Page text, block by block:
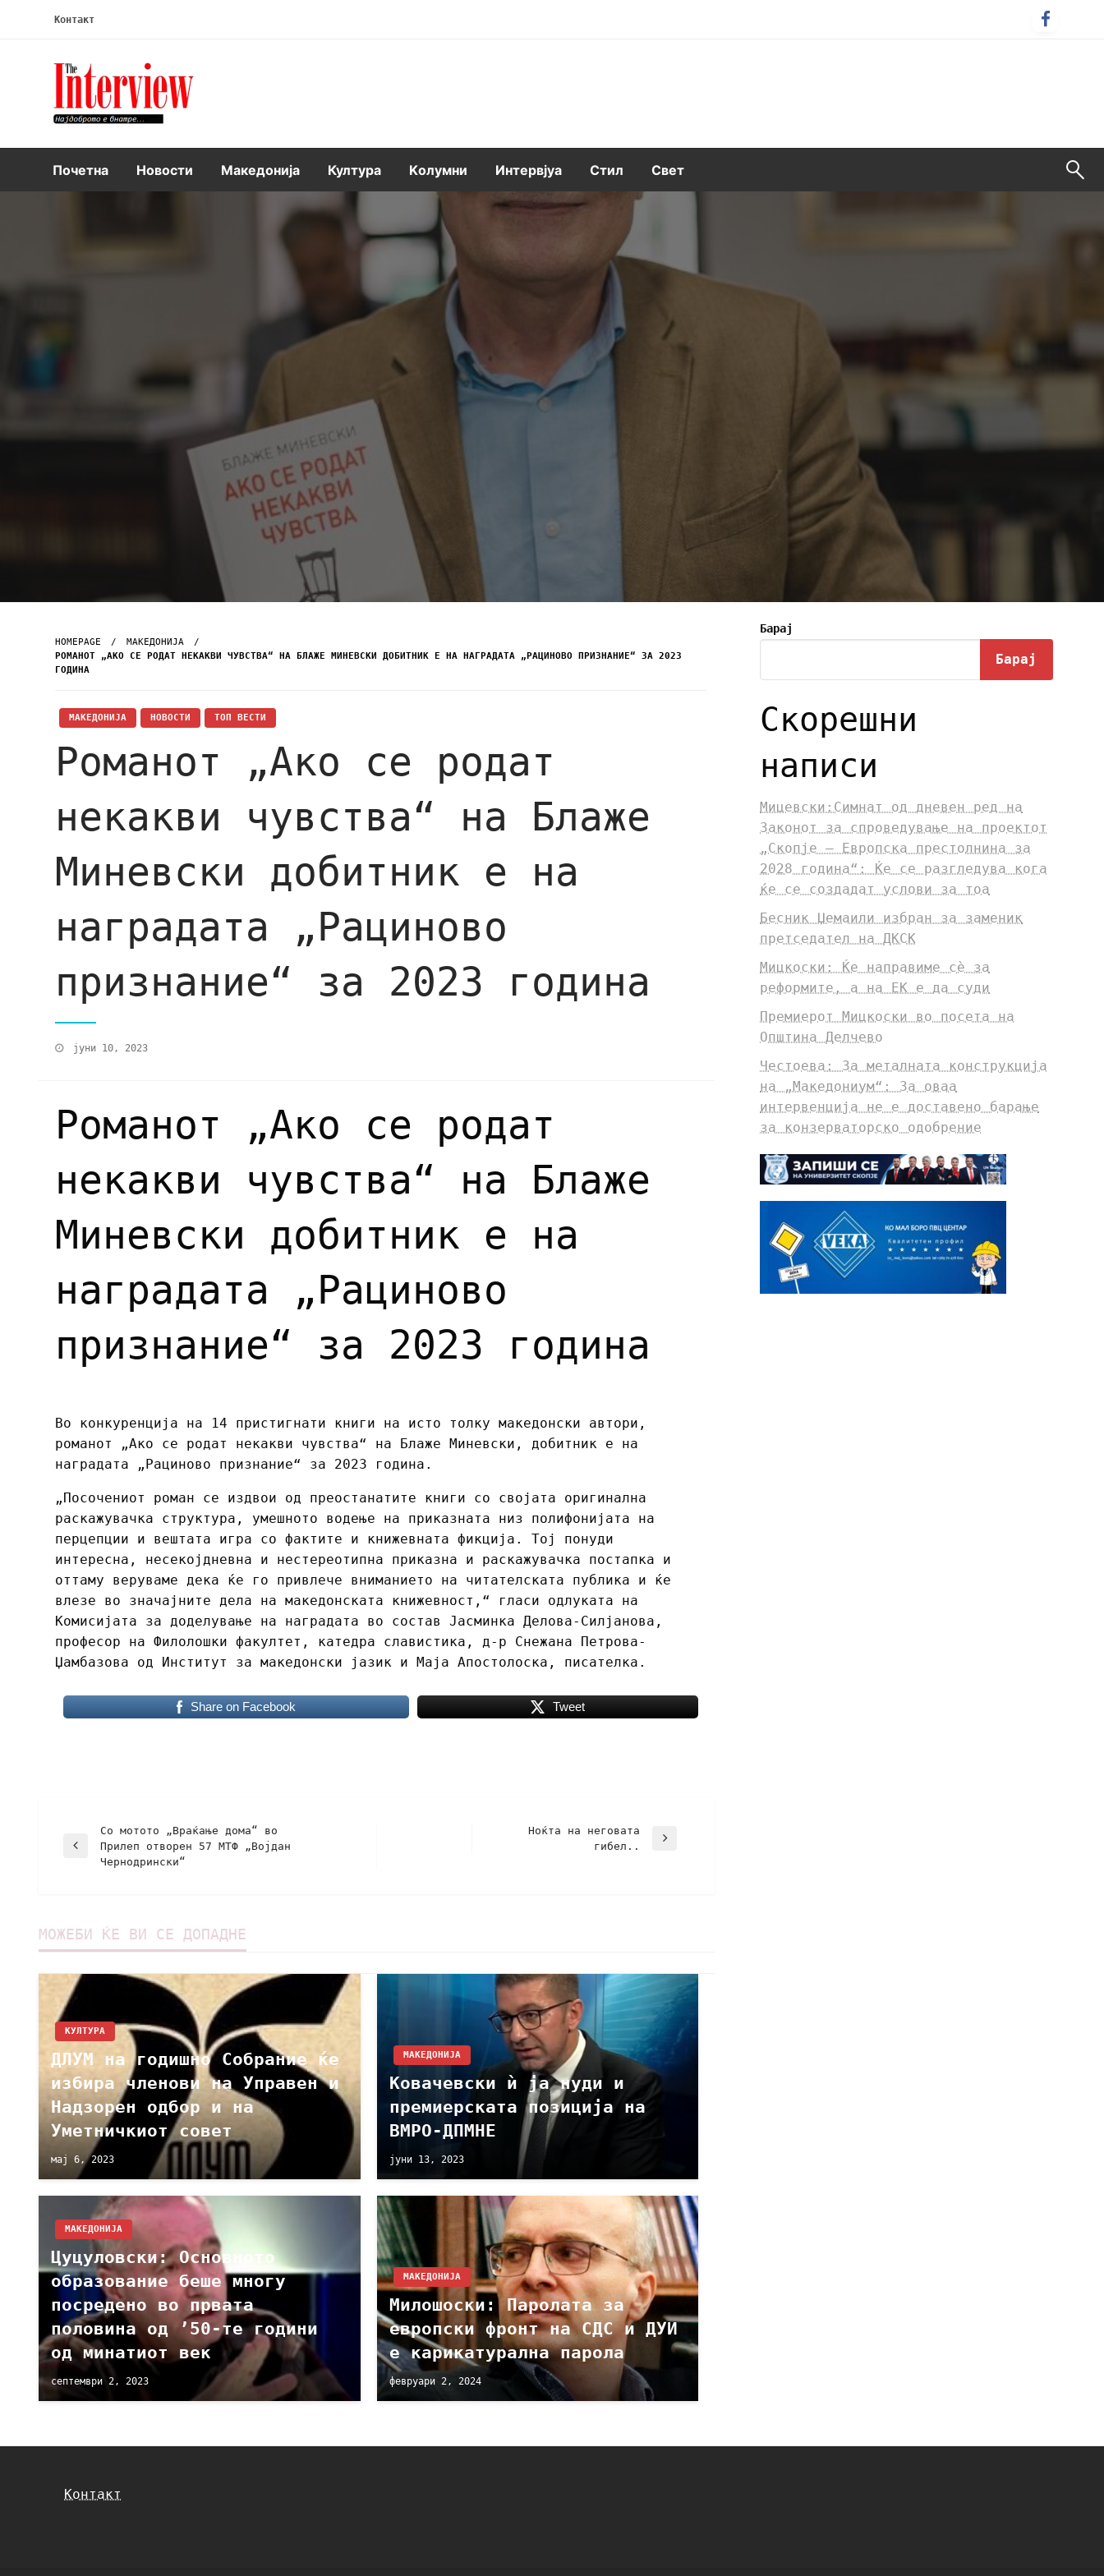
Контакт
Интервју
Почетна Новости Македонија Култура Kолумни Интервјуа Стил Свет
HOMEPAGE
МАКЕДОНИЈА
РОМАНОТ „АКО СЕ РОДАТ НЕКАКВИ ЧУВСТВА“ НА БЛАЖЕ МИНЕВСКИ ДОБИТНИК Е НА НАГРАДАТА „РАЦИНОВО ПРИЗНАНИЕ“ ЗА 2023
ГОДИНА
МАКЕДОНИЈА НОВОСТИ ТОП ВЕСТИ
Романот „Ако се родат
некакви чувства“ на Блаже
Миневски добитник е на
наградата „Рациново
признание“ за 2023 година
јуни 10, 2023
Романот „Ако се родат
некакви чувства“ на Блаже
Миневски добитник е на
наградата „Рациново
признание“ за 2023 година
Во конкуренција на 14 пристигнати книги на исто толку македонски автори,
романот „Ако се родат некакви чувства“ на Блаже Миневски, добитник е на
наградата „Рациново признание“ за 2023 година.
„Посочениот роман се издвои од преостанатите книги со својата оригинална
раскажувачка структура, умешното водење на приказната низ полифонијата на
перцепции и вештата игра со фактите и книжевната фикција. Тој понуди
интересна, несекојдневна и нестереотипна приказна и раскажувачка постапка и
оттаму веруваме дека ќе го привлече вниманието на читателската публика и ќе
влезе во значајните дела на македонската книжевност,“ гласи одлуката на
Комисијата за доделување на наградата во состав Јасминка Делова-Силјанова,
професор на Филолошки факултет, катедра славистика, д-р Снежана Петрова-
Џамбазова од Институт за македонски јазик и Маја Апостолоска, писателка.
Share on Facebook Tweet
Со мотото „Враќање дома“ во
Прилеп отворен 57 МТФ „Војдан
Чернодрински“
Ноќта на неговата
гибел..
МОЖЕБИ ЌЕ ВИ СЕ ДОПАДНЕ
КУЛТУРА
ДЛУМ на годишно Собрание ќе
избира членови на Управен и
Надзорен одбор и на
Уметничкиот совет
мај 6, 2023
МАКЕДОНИЈА
Ковачевски ѝ ја нуди и
премиерската позиција на
ВМРО-ДПМНЕ
јуни 13, 2023
МАКЕДОНИЈА
Цуцуловски: Основното
образование беше многу
посредено во првата
половина од ’50-те години
од минатиот век
септември 2, 2023
МАКЕДОНИЈА
Милошоски: Паролата за
европски фронт на СДС и ДУИ
е карикатурална парола
февруари 2, 2024
Барај
Барај
Скорешни
написи
Мицевски:Симнат од дневен ред на
Законот за спроведување на проектот
„Скопје – Европска престолнина за
2028 година“: Ќе се разгледува кога
ќе се создадат услови за тоа
Бесник Џемаили избран за заменик
претседател на ДКСК
Мицкоски: Ќе направиме сè за
реформите, а на ЕК е да суди
Премиерот Мицкоски во посета на
Општина Делчево
Честоева: За металната конструкција
на „Македониум“: За оваа
интервенција не е доставено барање
за конзерваторско одобрение
Контакт